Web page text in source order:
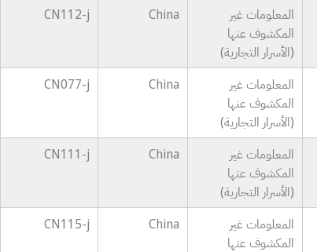
المعلومات غير
المكشوف عنها
(الأسرار التجارية)
China
CN112-j
المعلومات غير
المكشوف عنها
(الأسرار التجارية)
China
CN077-j
المعلومات غير
المكشوف عنها
(الأسرار التجارية)
China
CN111-j
المعلومات غير
المكشوف عنها
China
CN115-j